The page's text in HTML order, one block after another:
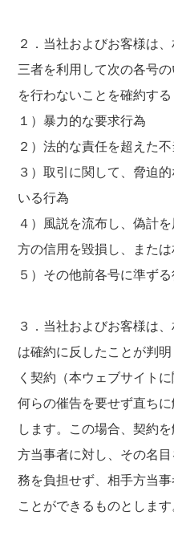
２．当社およびお客様は
三者を利用して次の各号
を行わないことを確約する
１）暴力的な要求行為
２）法的な責任を超えた
３）取引に関して、脅迫
いる行為
４）風説を流布し、偽計
方の信用を毀損し、また
５）その他前各号に準ずる
３．当社およびお客様は
は確約に反したことが判
く契約（本ウェブサイト
何らの催告を要せず直ち
します。この場合、契約
方当事者に対し、その名
務を負担せず、相手方当
ことができるものとします